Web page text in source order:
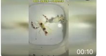
00:10